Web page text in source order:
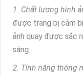
1. Chất lượng hình
được trang bị cảm
ảnh quay được sắc
sáng.
2. Tính năng thông